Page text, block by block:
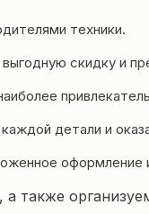
техники.
скидку и
детали и
также